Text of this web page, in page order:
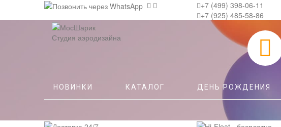
+7 (499) 398-06-11
+7 (925) 485-58-86
Студия аэродизайна
НОВИНКИ КАТАЛОГ ДЕНЬ РОЖДЕНИЯ